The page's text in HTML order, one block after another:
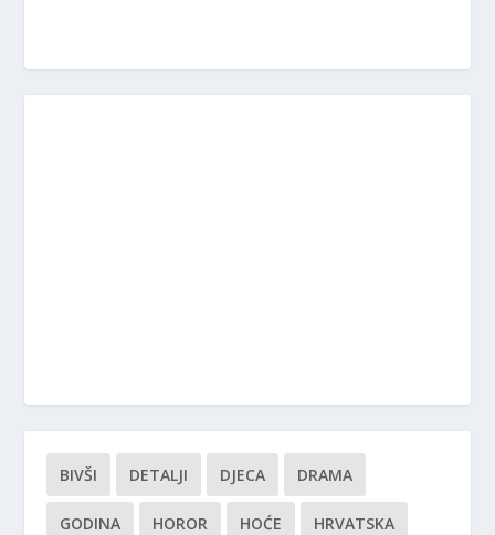
BIVŠI DETALJI DJECA DRAMA
GODINA HOROR HOĆE HRVATSKA